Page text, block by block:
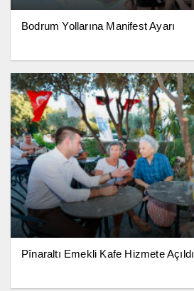
Bodrum Yollarına Manifest Ayarı
Pînaraltı Emekli Kafe Hizmete Açıldı